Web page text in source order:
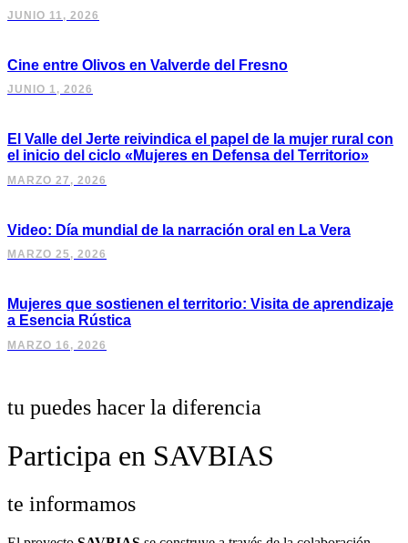
JUNIO 11, 2026
Cine entre Olivos en Valverde del Fresno
JUNIO 1, 2026
El Valle del Jerte reivindica el papel de la mujer rural con
el inicio del ciclo «Mujeres en Defensa del Territorio»
MARZO 27, 2026
Video: Día mundial de la narración oral en La Vera
MARZO 25, 2026
Mujeres que sostienen el territorio: Visita de aprendizaje
a Esencia Rústica
MARZO 16, 2026
tu puedes hacer la diferencia
Participa en SAVBIAS
te informamos